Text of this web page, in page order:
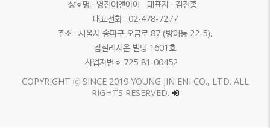
상호명 : 영진이앤아이 대표자 : 김진홍
대표전화 : 02-478-7277
주소 : 서울시 송파구 오금로 87 (방이동 22-5),
잠실리시온 빌딩 1601호
사업자번호 725-81-00452
COPYRIGHT ⓒ SINCE 2019 YOUNG JIN ENI CO., LTD. ALL
RIGHTS RESERVED.